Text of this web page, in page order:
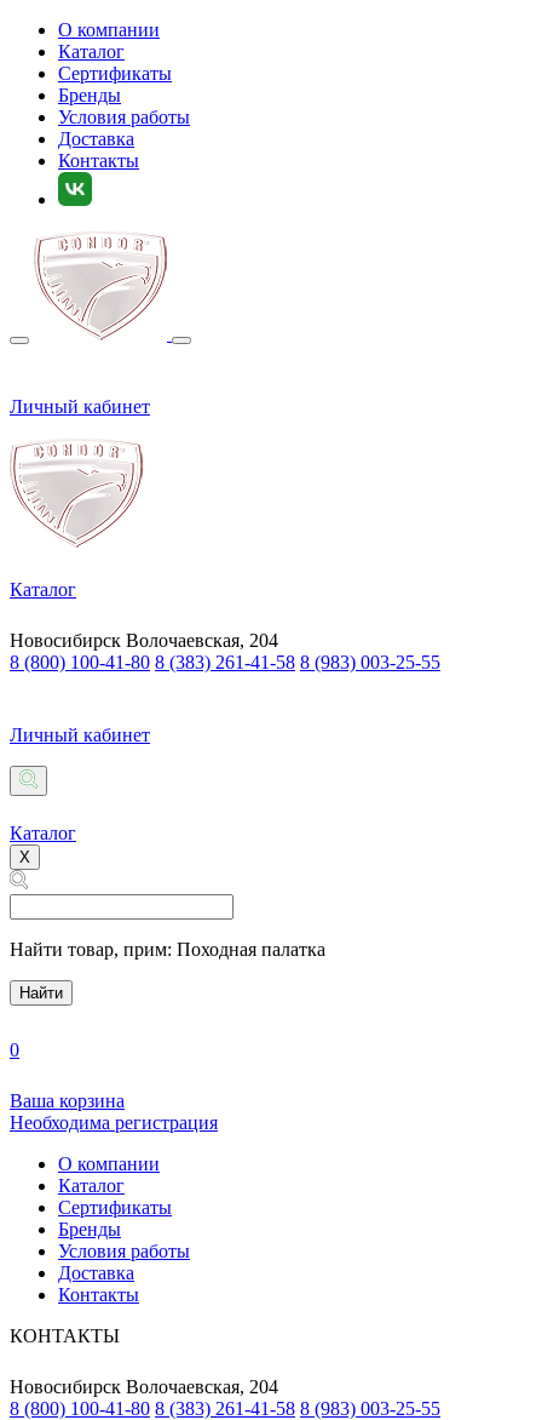
О компании
Каталог
Сертификаты
Бренды
Условия работы
Доставка
Контакты
Личный кабинет
Каталог
Новосибирск Волочаевская, 204
8 (800) 100-41-80 8 (383) 261-41-58 8 (983) 003-25-55
Личный кабинет
Каталог
X
Найти товар, прим: Походная палатка
Найти
0
Ваша корзина
Необходима регистрация
О компании
Каталог
Сертификаты
Бренды
Условия работы
Доставка
Контакты
КОНТАКТЫ
Новосибирск Волочаевская, 204
8 (800) 100-41-80 8 (383) 261-41-58 8 (983) 003-25-55